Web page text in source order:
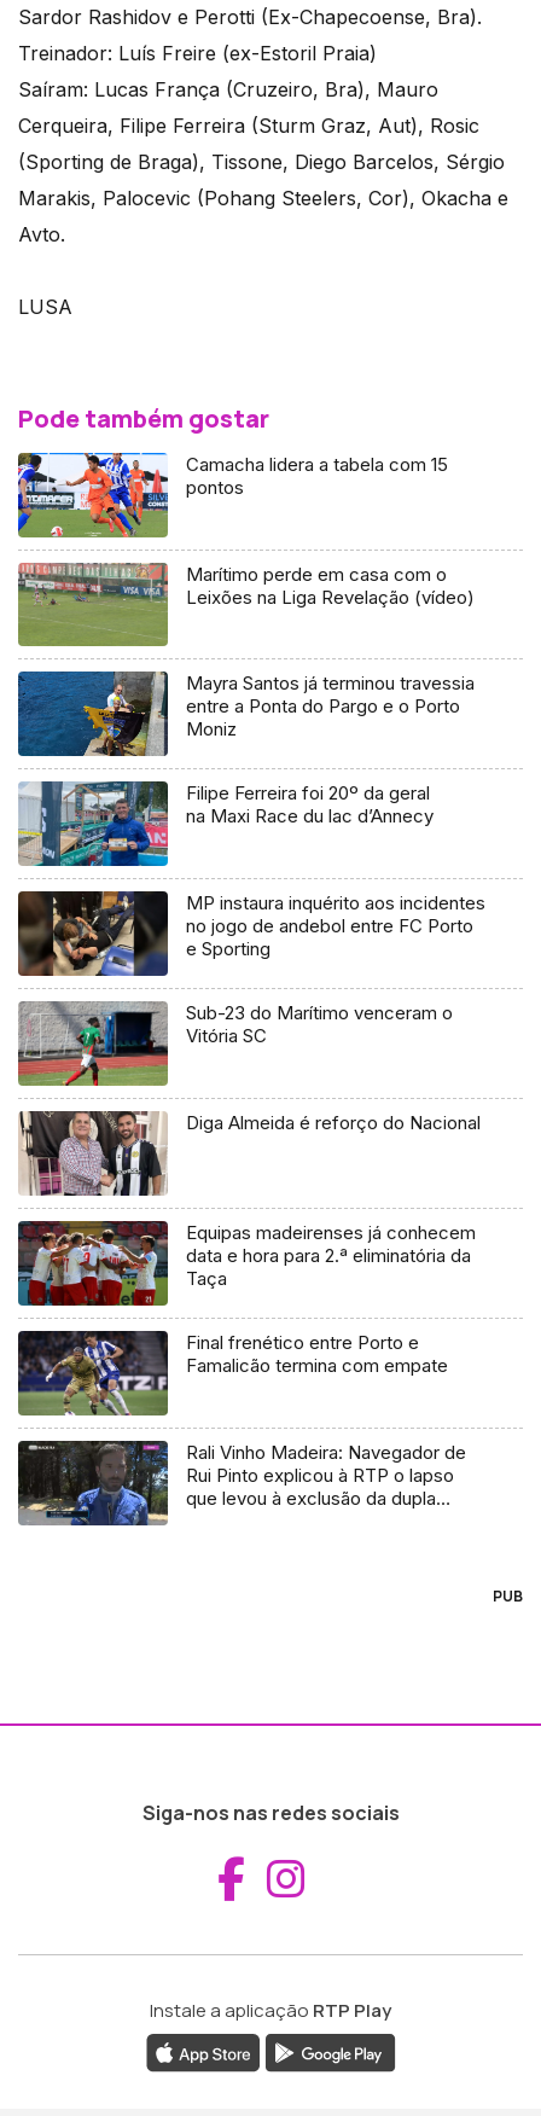
Sardor Rashidov e Perotti (Ex-Chapecoense, Bra).
Treinador: Luís Freire (ex-Estoril Praia)
Saíram: Lucas França (Cruzeiro, Bra), Mauro
Cerqueira, Filipe Ferreira (Sturm Graz, Aut), Rosic
(Sporting de Braga), Tissone, Diego Barcelos, Sérgio
Marakis, Palocevic (Pohang Steelers, Cor), Okacha e
Avto.
LUSA
Pode também gostar
Camacha lidera a tabela com 15
pontos
Marítimo perde em casa com o
Leixões na Liga Revelação (vídeo)
Mayra Santos já terminou travessia
entre a Ponta do Pargo e o Porto
Moniz
Filipe Ferreira foi 20º da geral
na Maxi Race du lac d’Annecy
MP instaura inquérito aos incidentes
no jogo de andebol entre FC Porto
e Sporting
Sub-23 do Marítimo venceram o
Vitória SC
Diga Almeida é reforço do Nacional
Equipas madeirenses já conhecem
data e hora para 2.ª eliminatória da
Taça
Final frenético entre Porto e
Famalicão termina com empate
Rali Vinho Madeira: Navegador de
Rui Pinto explicou à RTP o lapso
que levou à exclusão da dupla
PUB
Siga-nos nas redes sociais
Aceder ao
Instale a aplicação RTP Play